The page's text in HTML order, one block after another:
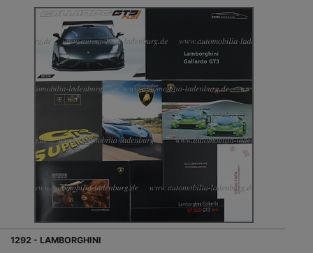
1292 - LAMBORGHINI